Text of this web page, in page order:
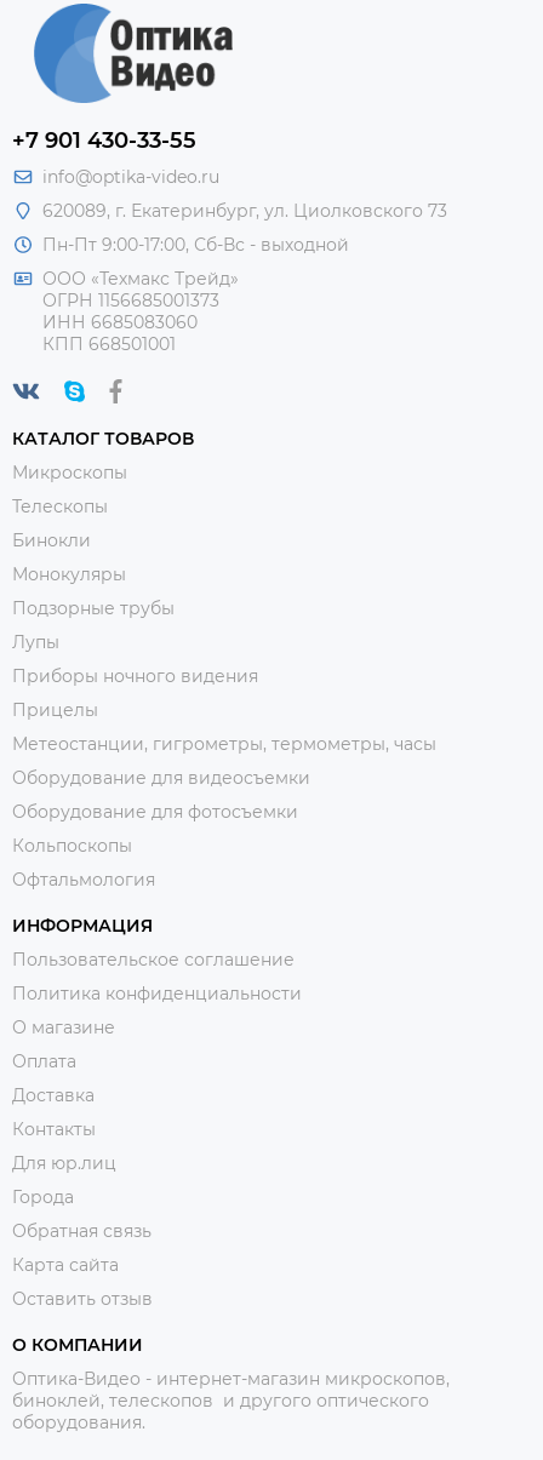
+7 901 430-33-55
info@optika-video.ru
620089, г. Екатеринбург, ул. Циолковского 73
Пн-Пт 9:00-17:00, Сб-Вс - выходной
ООО «Техмакс Трейд»
ОГРН 1156685001373
ИНН 6685083060
КПП 668501001
КАТАЛОГ ТОВАРОВ
Микроскопы
Телескопы
Бинокли
Монокуляры
Подзорные трубы
Лупы
Приборы ночного видения
Прицелы
Метеостанции, гигрометры, термометры, часы
Оборудование для видеосъемки
Оборудование для фотосъемки
Кольпоскопы
Офтальмология
ИНФОРМАЦИЯ
Пользовательское соглашение
Политика конфиденциальности
О магазине
Оплата
Доставка
Контакты
Для юр.лиц
Города
Обратная связь
Карта сайта
Оставить отзыв
О КОМПАНИИ
Оптика-Видео - интернет-магазин микроскопов,
биноклей, телескопов и другого оптического
оборудования.